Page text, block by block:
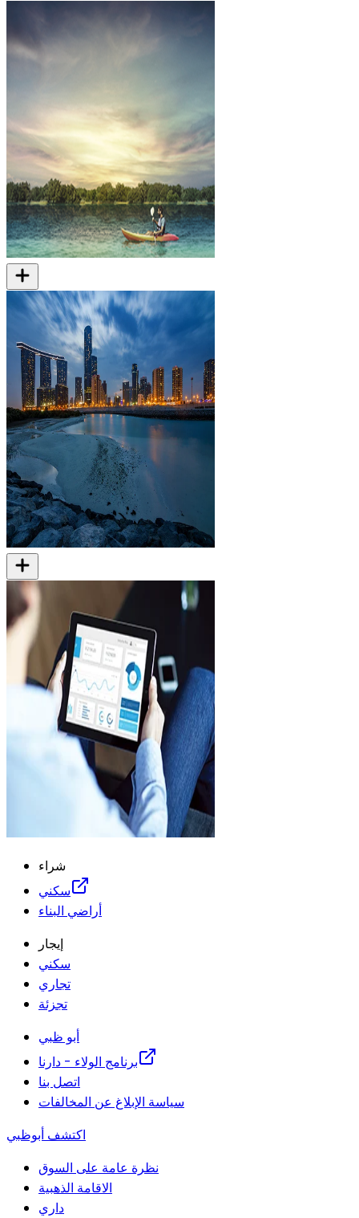
شراء
سكني
أراضي البناء
إيجار
سكني
تجاري
تجزئة
أبو ظبي
برنامج الولاء - دارنا
اتصل بنا
سياسة الإبلاغ عن المخالفات
اكتشف أبوظبي
نظرة عامة على السوق
الاقامة الذهبية
داري